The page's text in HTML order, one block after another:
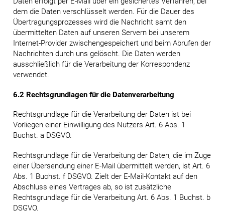
dem die Daten verschlüsselt werden. Für die Dauer des
Übertragungsprozesses wird die Nachricht samt den
übermittelten Daten auf unseren Servern bei unserem
Internet-Provider zwischengespeichert und beim Abrufen der
Nachrichten durch uns gelöscht. Die Daten werden
ausschließlich für die Verarbeitung der Korrespondenz
verwendet.
6.2 Rechtsgrundlagen für die Datenverarbeitung
Rechtsgrundlage für die Verarbeitung der Daten ist bei
Vorliegen einer Einwilligung des Nutzers Art. 6 Abs. 1
Buchst. a DSGVO.
Rechtsgrundlage für die Verarbeitung der Daten, die im Zuge
einer Übersendung einer E-Mail übermittelt werden, ist Art. 6
Abs. 1 Buchst. f DSGVO. Zielt der E-Mail-Kontakt auf den
Abschluss eines Vertrages ab, so ist zusätzliche
Rechtsgrundlage für die Verarbeitung Art. 6 Abs. 1 Buchst. b
DSGVO.